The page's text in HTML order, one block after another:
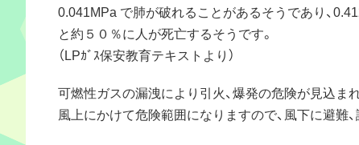
0.041MPa で肺が破れることがあるそうであり、
と約５０％に人が死亡するそうです。
（LPｶﾞｽ保安教育テキストより）
可燃性ガスの漏洩により引火、爆発の危険が見込ま
風上にかけて危険範囲になりますので、風下に避難